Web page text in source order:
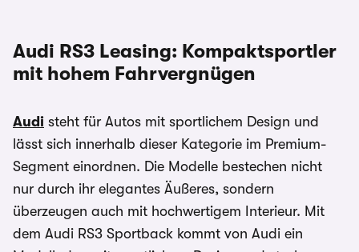
eingerechnet
Audi RS3 Leasing: Kompaktsportler
mit hohem Fahrvergnügen
Audi steht für Autos mit sportlichem Design und
lässt sich innerhalb dieser Kategorie im Premium-
Segment einordnen. Die Modelle bestechen nicht
nur durch ihr elegantes Äußeres, sondern
überzeugen auch mit hochwertigem Interieur. Mit
dem Audi RS3 Sportback kommt von Audi ein